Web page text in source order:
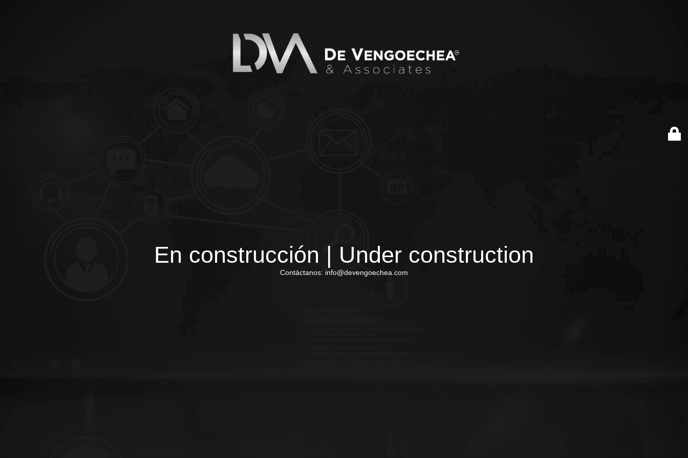
En construcción | Under construction
Contáctanos: info@devengoechea.com